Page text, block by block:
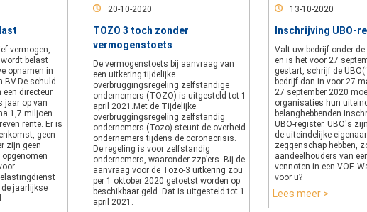
vermogen,
belast
opnamen in
BV.De schuld
een directeur
jaar op van
1,7 miljoen
rente. Er is
geen
zijn geen
opgenomen
de jaarlijkse
20-10-2020
TOZO 3 toch zonder
vermogenstoets
De vermogenstoets bij aanvraag van
een uitkering tijdelijke
overbruggingsregeling zelfstandige
ondernemers (TOZO) is uitgesteld tot 1
april 2021.Met de Tijdelijke
overbruggingsregeling zelfstandig
ondernemers (Tozo) steunt de overheid
ondernemers tijdens de coronacrisis.
De regeling is voor zelfstandig
ondernemers, waaronder zzp’ers. Bij de
aanvraag voor de Tozo-3 uitkering zou
per 1 oktober 2020 getoetst worden op
beschikbaar geld. Dat is uitgesteld tot 1
april 2021.
13-10-2020
Inschrijving UBO-
Valt uw bedrijf onder
en is het voor 27
gestart, schrijf de
bedrijf dan in voor 27
27 september 2020
organisaties hun
belanghebbenden
UBO-register. UBO's
de uiteindelijke
zeggenschap hebben,
aandeelhouders van
vennoten in een VOF.
voor u?
Lees meer >